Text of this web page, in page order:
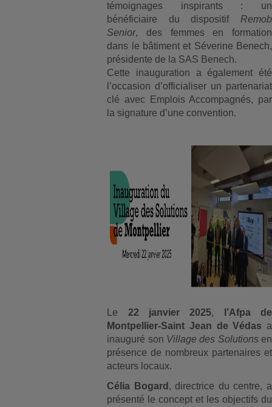
témoignages inspirants : un
bénéficiaire du dispositif Remob
Senior, des femmes en formation
dans le bâtiment et Séverine Benech,
présidente de la SAS Benech.
Cette inauguration a également été
l’occasion d’officialiser un partenariat
clé avec Emplois Accompagnés, par
la signature d’une convention.
Le 22 janvier 2025,
l’Afpa de
Montpellier-Saint Jean de Védas a
inauguré son Village des Solutionsen
présence de nombreux partenaires et
acteurs locaux.
Célia Bogard , directrice du centre, a
présenté le concept et les objectifs du